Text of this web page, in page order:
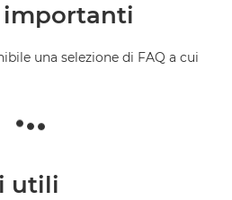
una selezione di FAQ a cui
utili